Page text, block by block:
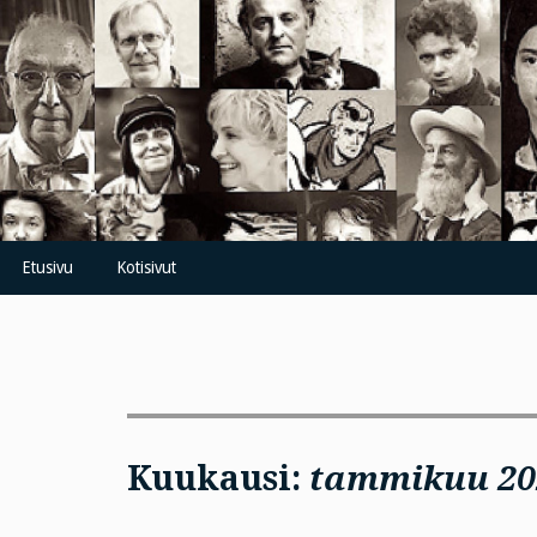
Skip
to
content
Etusivu Kotisivut
Kuukausi: tammikuu